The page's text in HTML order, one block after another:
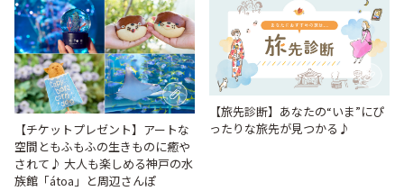
【チケットプレゼント】アートな
空間ともふもふの生きものに癒や
されて♪ 大人も楽しめる神戸の水
族館「átoa」と周辺さんぽ
【旅先診断】あなたの“いま”にぴ
ったりな旅先が見つかる♪